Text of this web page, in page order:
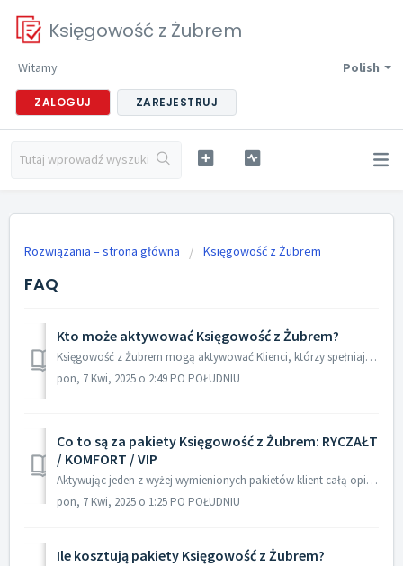
Księgowość z Żubrem
Polish
Witamy
ZALOGUJ ZAREJESTRUJ
Rozwiązania – strona główna Księgowość z Żubrem
FAQ
Kto może aktywować Księgowość z Żubrem?
Księgowość z Żubrem mogą aktywować Klienci, którzy spełniają łącznie następujące warunki: - firma na uproszczonej księgowości lub firma rozliczająca...
pon, 7 Kwi, 2025 o 2:49 PO POŁUDNIU
Co to są za pakiety Księgowość z Żubrem: RYCZAŁT
/ KOMFORT / VIP
Aktywując jeden z wyżej wymienionych pakietów klient całą opiekę nad księgowością przekazuje specjaliście – osobistej księgowej. Dla lepszej współpracy z...
pon, 7 Kwi, 2025 o 1:25 PO POŁUDNIU
Ile kosztują pakiety Księgowość z Żubrem?